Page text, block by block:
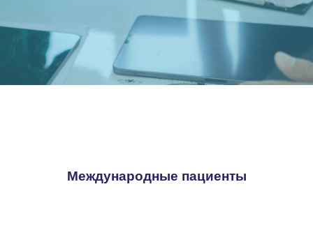
Международные пациенты